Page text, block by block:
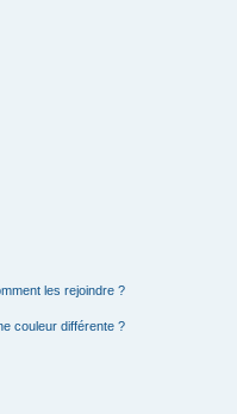
les rejoindre ?
couleur différente ?